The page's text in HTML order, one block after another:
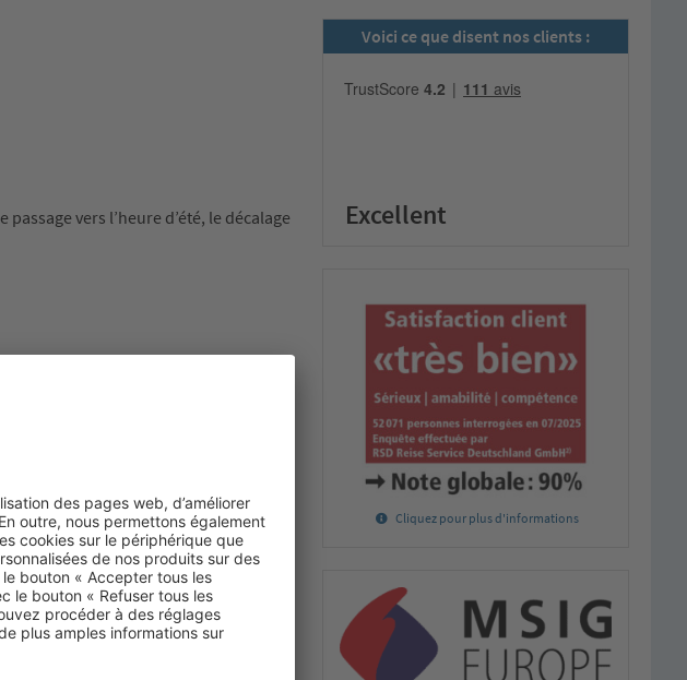
vers l’heure d’été, le décalage
appels à partir de la Belgique vers
police, notamment par des
de Bouddha. Des photos
est interdit de photographier les
entraîner de lourdes amendes
interdit de photographier les
Voici ce que disent nos clients :
Excellent
Cliquez pour plus d'informations